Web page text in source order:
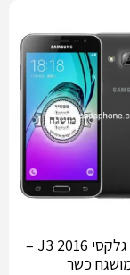
סמסונג גלקסי J3 2016 –
כשר